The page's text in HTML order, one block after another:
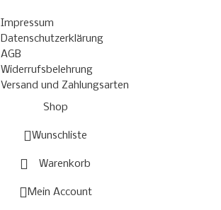
Impressum
Datenschutzerklärung
AGB
Widerrufsbelehrung
Versand und Zahlungsarten
Shop
Wunschliste
Warenkorb
Mein Account